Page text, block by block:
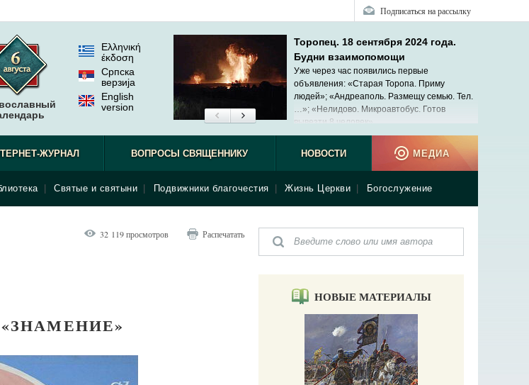
Подписаться на рассылку
Ελληνική
έκδοση
Српска
верзиjа
English
version
Торопец. 18 сентября 2024 года.
Будни взаимопомощи
Уже через час появились первые
объявления: «Старая Торопа. Приму
людей»; «Андреаполь. Размещу семью. Тел.
…»; «Нелидово. Микроавтобус. Готов
вывезти 8 человек»...
Святые и святыни Подвижники благочестия Жизнь Церкви Богослужение
ЖУРНАЛ ВОПРОСЫ СВЯЩЕННИКУ НОВОСТИ МЕДИА
32 119 просмотров Распечатать
НОВЫЕ МАТЕРИАЛЫ